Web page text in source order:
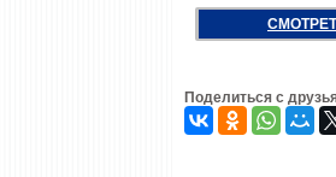
Поделиться с